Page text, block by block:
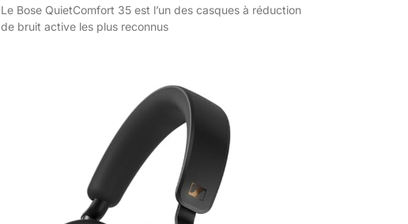
Le Bose QuietComfort 35 est l’un des casques à réduction
de bruit active les plus reconnus